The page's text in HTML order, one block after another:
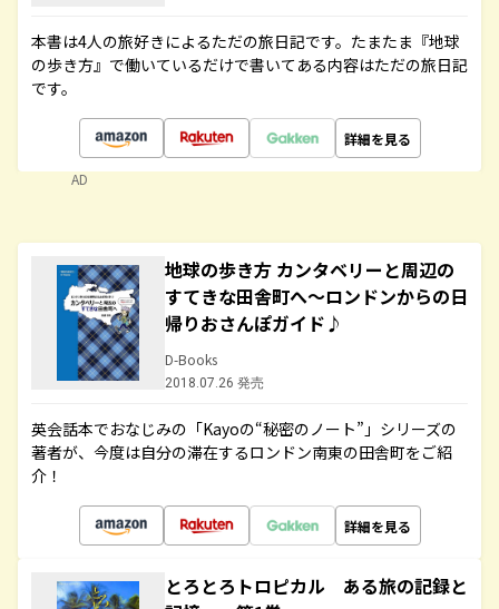
本書は4人の旅好きによるただの旅日記です。たまたま『地球
の歩き方』で働いているだけで書いてある内容はただの旅日記
です。
詳細を見る
AD
地球の歩き方 カンタベリーと周辺の
すてきな田舎町へ～ロンドンからの日
帰りおさんぽガイド♪
D-Books
2018.07.26 発売
英会話本でおなじみの「Kayoの“秘密のノート”」シリーズの
著者が、今度は自分の滞在するロンドン南東の田舎町をご紹
介！
詳細を見る
とろとろトロピカル ある旅の記録と